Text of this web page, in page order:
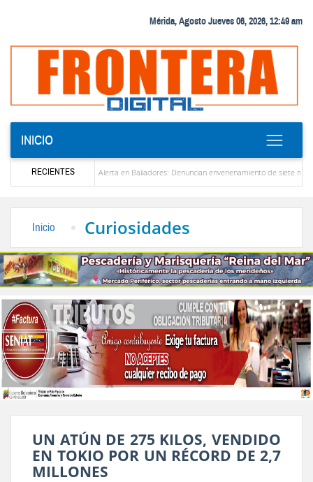
Mérida, Agosto Jueves 06, 2026, 12:49 am
INICIO
RECIENTES
Alerta en Bailadores: Denuncian envenenamiento de siete mascotas en El
Inicio Curiosidades
UN ATÚN DE 275 KILOS, VENDIDO
EN TOKIO POR UN RÉCORD DE 2,7
MILLONES